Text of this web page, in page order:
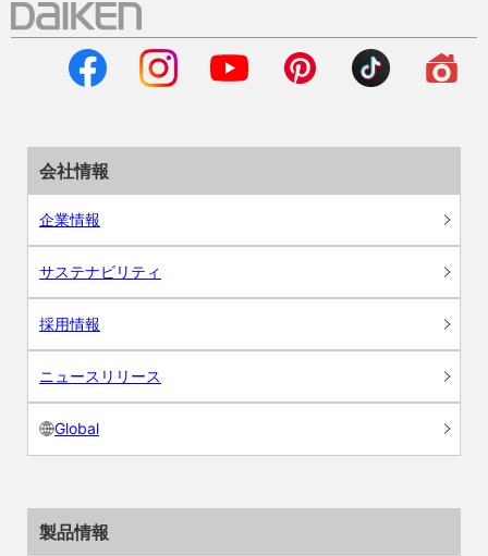
会社情報
企業情報
サステナビリティ
採用情報
ニュースリリース
Global
製品情報